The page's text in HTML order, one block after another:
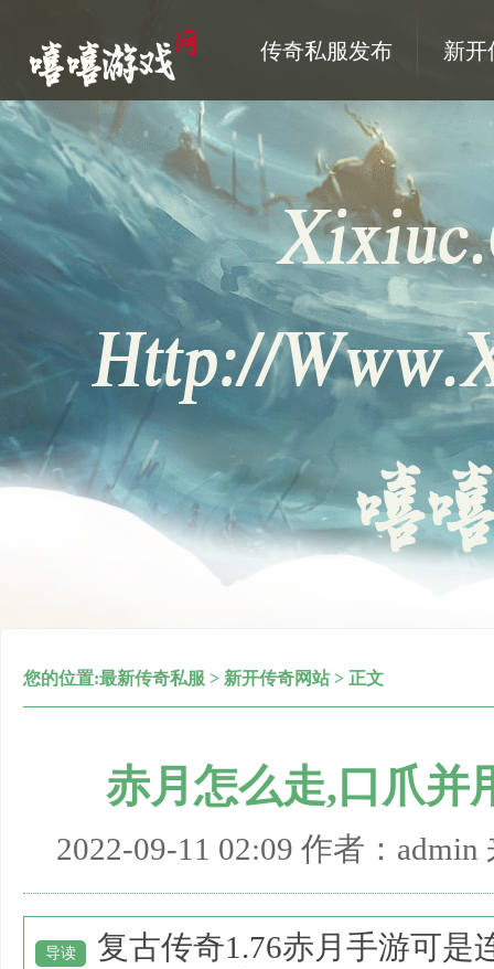
传奇私服发布 新开
您的位置:最新传奇私服 > 新开传奇网站> 正文
赤月怎么走,口爪并
2022-09-11 02:09 作者：admin
导读
复古传奇1.76赤月手游可是